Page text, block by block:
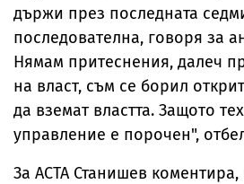
държи през последната
последователна, говоря за
Нямам притеснения, далеч
на власт, съм се борил
да вземат властта. Защото
управление е порочен",
За ACTA Станишев